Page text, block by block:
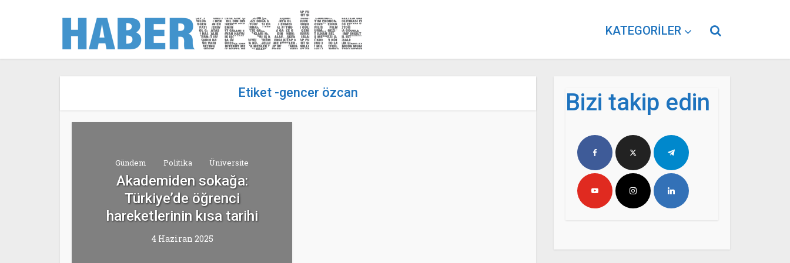
KATEGORILER
Etiket -gencer özcan
Gündem Politika Üniversite
Akademiden sokağa:
Türkiye’de öğrenci
hareketlerinin kısa tarihi
4 Haziran 2025
Bizi takip edin